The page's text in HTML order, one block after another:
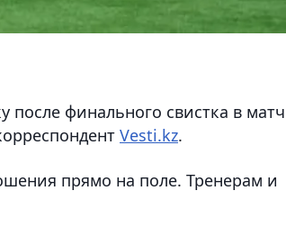
после финального свистка в
Vesti.kz.
прямо на поле. Тренерам и